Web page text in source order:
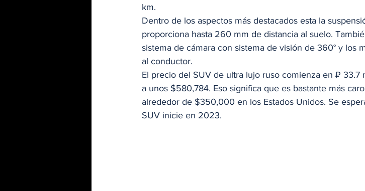
km.
Dentro de los aspectos más destacados esta la
proporciona hasta 260 mm de distancia al suelo.
sistema de cámara con sistema de visión de 360° y los
al conductor.
El precio del SUV de ultra lujo ruso comienza en ₽
a unos $580,784. Eso significa que es bastante más
alrededor de $350,000 en los Estados Unidos. Se
SUV inicie en 2023.